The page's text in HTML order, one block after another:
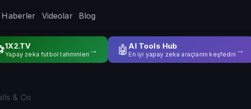
Haberler Videolar Blog
1X2.TV
Yapay zeka futbol tahminleri → 🤖AI Tools Hub
En iyi yapay zeka araçlarını keşfedin →
& Co